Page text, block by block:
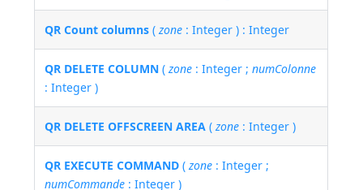
QR Count columns (zone : Integer ) : Integer
QR DELETE COLUMN (zone : Integer ;numColonne
: Integer )
QR DELETE OFFSCREEN AREA (zone : Integer )
QR EXECUTE COMMAND (zone : Integer ;
numCommande : Integer )